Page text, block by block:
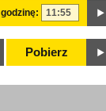
Pobierz